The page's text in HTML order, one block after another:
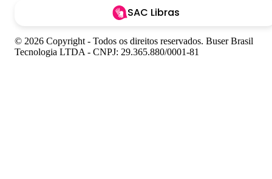
SAC Libras
© 2026 Copyright - Todos os direitos reservados. Buser Brasil
Tecnologia LTDA - CNPJ: 29.365.880/0001-81